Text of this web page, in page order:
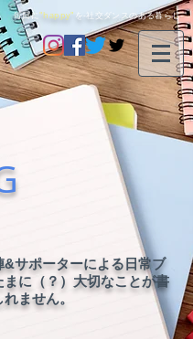
毎日に"happy" を-社交ダンスのある暮らし-
&サポーターによる日常ブ
まに（？）大切なことが書
ません。